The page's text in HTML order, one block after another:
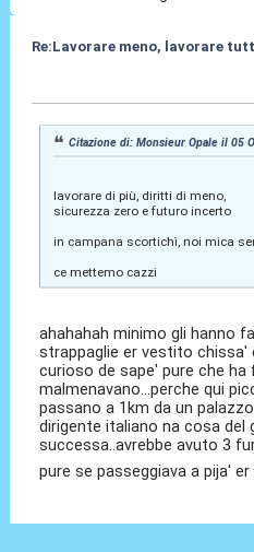
Re:Lavorare meno, lavorare
Citazione di: Monsieur Opale il 05
lavorare di più, diritti di meno,
sicurezza zero e futuro incerto
in campana scortichì, noi mica
ce mettemo cazzi
ahahahah minimo gli hanno
strappaglie er vestito chissa'
curioso de sape' pure che
malmenavano...perche qui
passano a 1km da un
dirigente italiano na cosa del
successa..avrebbe avuto 3
pure se passeggiava a pija'